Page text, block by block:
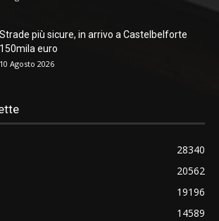
Strade più sicure, in arrivo a Castelbelforte
150mila euro
10 Agosto 2026
28340
20562
19196
14589